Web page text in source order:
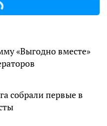
«Выгодно вместе»
собрали первые в